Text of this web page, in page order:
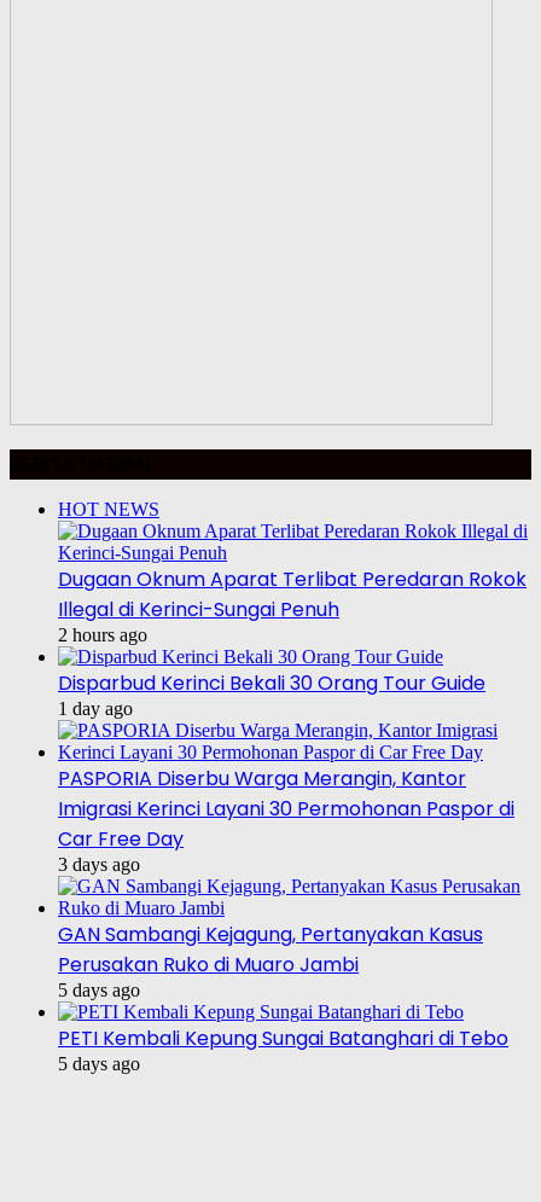
HOT NEWS
Dugaan Oknum Aparat Terlibat Peredaran Rokok
Illegal di Kerinci-Sungai Penuh
2 hours ago
Disparbud Kerinci Bekali 30 Orang Tour Guide
1 day ago
PASPORIA Diserbu Warga Merangin, Kantor
Imigrasi Kerinci Layani 30 Permohonan Paspor di
Car Free Day
3 days ago
GAN Sambangi Kejagung, Pertanyakan Kasus
Perusakan Ruko di Muaro Jambi
5 days ago
PETI Kembali Kepung Sungai Batanghari di Tebo
5 days ago